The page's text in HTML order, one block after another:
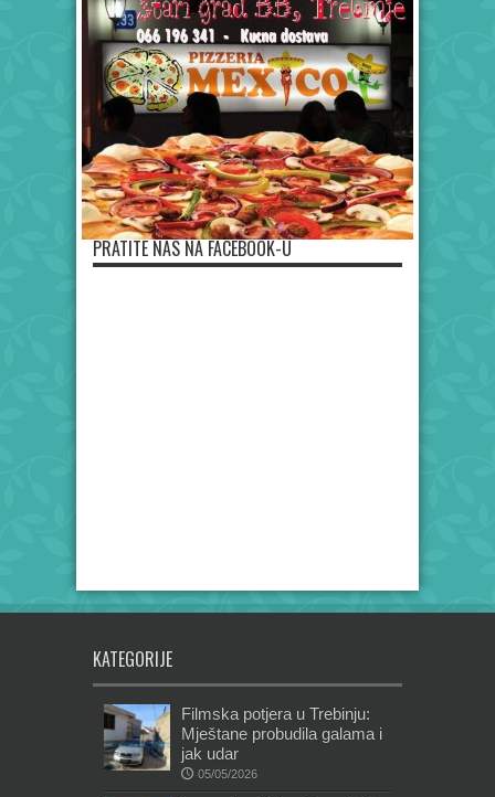
PRATITE NAS NA FACEBOOK-U
KATEGORIJE
Filmska potjera u Trebinju:
Mještane probudila galama i
jak udar
05/05/2026